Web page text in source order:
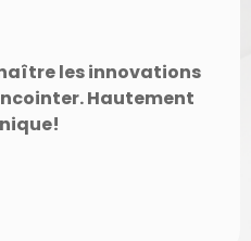
les innovations
Hautement